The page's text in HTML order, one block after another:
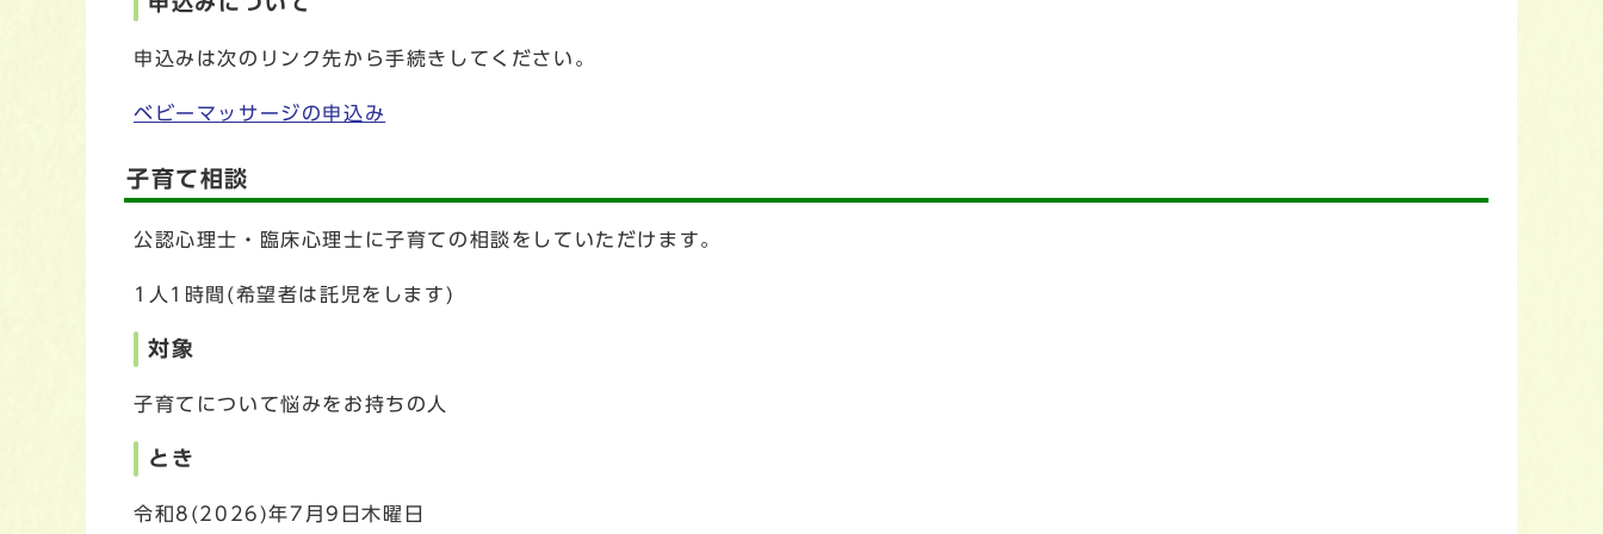
申込みは次のリンク先から手続きしてください。
ベビーマッサージの申込み
子育て相談
公認心理士・臨床心理士に子育ての相談をしていただけます。
1人1時間(希望者は託児をします)
対象
子育てについて悩みをお持ちの人
とき
令和8(2026)年7月9日木曜日